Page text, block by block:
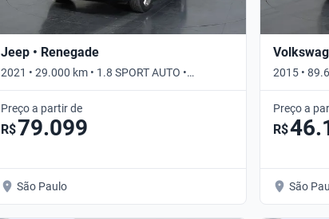
Jeep • Renegade
2021 • 29.000 km • 1.8 SPORT AUTO •
Automático
Preço a partir de
R$79.099
São Paulo
2015 •
I-MOTION
Preço a
R$
São